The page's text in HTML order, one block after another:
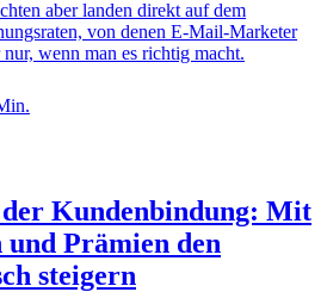
aber landen direkt auf dem
von denen E-Mail-Marketer
wenn man es richtig macht.
Kundenbindung: Mit
Prämien den
steigern